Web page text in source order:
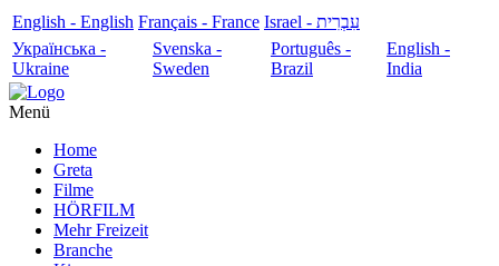
English - English Français - France
עִבְרִית - Israel
Українська -
Ukraine
Svenska -
Sweden
Português -
Brazil
English -
India
Menü
Home
Greta
Filme
HÖRFILM
Mehr Freizeit
Branche